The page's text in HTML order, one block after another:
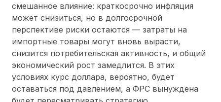
смешанное влияние: краткосрочно инфляция
может снизиться, но в долгосрочной
перспективе риски остаются — затраты на
импортные товары могут вновь вырасти,
снизится потребительская активность, и общий
экономический рост замедлится. В этих
условиях курс доллара, вероятно, будет
оставаться под давлением, а ФРС вынуждена